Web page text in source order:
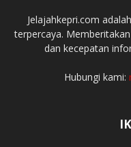
Jelajahkepri.com
terpercaya.
dan kecepatan
Hubungi kami: